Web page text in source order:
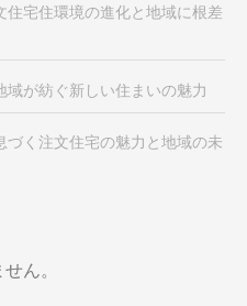
宅住環境の進化と地域に根差
が紡ぐ新しい住まいの魅力
く注文住宅の魅力と地域の未
ん。